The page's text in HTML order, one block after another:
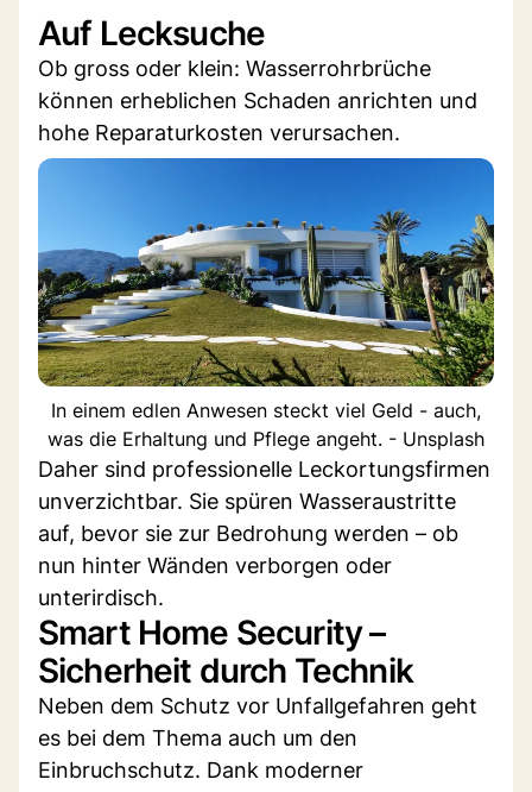
Auf Lecksuche
Ob gross oder klein: Wasserrohrbrüche
können erheblichen Schaden anrichten und
hohe Reparaturkosten verursachen.
In einem edlen Anwesen steckt viel Geld - auch,
was die Erhaltung und Pflege angeht. - Unsplash
Daher sind professionelle Leckortungsfirmen
unverzichtbar. Sie spüren Wasseraustritte
auf, bevor sie zur Bedrohung werden – ob
nun hinter Wänden verborgen oder
unterirdisch.
Smart Home Security –
Sicherheit durch Technik
Neben dem Schutz vor Unfallgefahren geht
es bei dem Thema auch um den
Einbruchschutz. Dank moderner